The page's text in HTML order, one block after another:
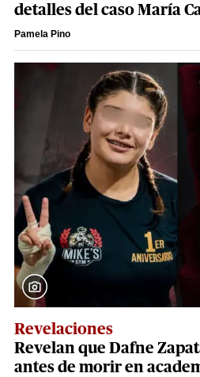
detalles del caso María
Pamela Pino
Revelaciones
Revelan que Dafne
antes de morir en